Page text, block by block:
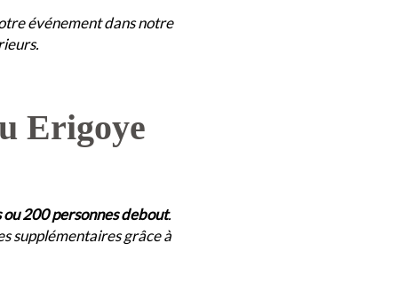
événement dans notre
Erigoye
ou 200 personnes debout.
supplémentaires grâce à